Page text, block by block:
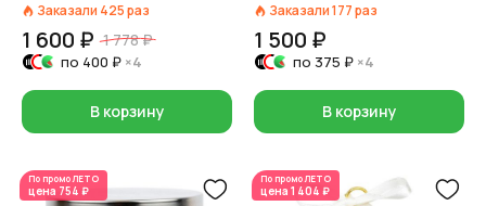
Заказали 425раз
1 600 ₽ 1 778 ₽
по 400 ₽ ×4
В корзину
прозрачный
Заказали177раз
1 500 ₽
по 375 ₽ ×4
В корзину
По промоЛЕТО
цена 754 ₽
По промоЛЕТО
цена 1 404 ₽